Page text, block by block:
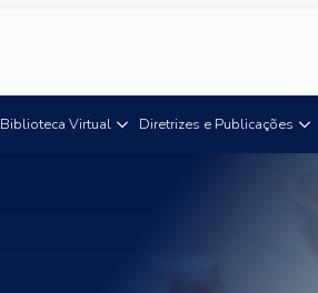
Biblioteca Virtual Diretrizes e Publicações